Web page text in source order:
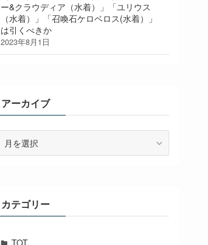
ー&クラウディア（水着）」「ユリウス
（水着）」「召喚石ケロベロス(水着）」
は引くべきか
2023年8月1日
アーカイブ
カテゴリー